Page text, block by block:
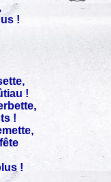
!
!
!
!